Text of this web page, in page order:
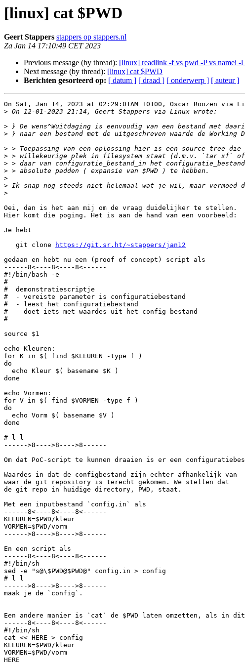
[linux] cat $PWD
Geert Stappers stappers op stappers.nl
Za Jan 14 17:10:49 CET 2023
Previous message (by thread): [linux] readlink -f vs pwd -P vs namei -
Next message (by thread): [linux] cat $PWD
Berichten gesorteerd op: [ datum ] [ draad ] [ onderwerp ] [ auteur ]
On Sat, Jan 14, 2023 at 02:29:01AM +0100, Oscar Roozen via
>
>
>
>
>
>
>
>
>
>
Oei, dan is het aan mij om de vraag duidelijker te stellen.
Hier komt die poging. Het is aan de hand van een voorbeeld:
Je hebt
   git clone
https://git.sr.ht/~stappers/jan12
gedaan en hebt nu een (proof of concept) script als
------8<----8<----8<------
#!/bin/bash -e
#
#  demonstratiescriptje
#  - vereiste parameter is configuratiebestand
#  - leest het configuratiebestand
#  - doet iets met waardes uit het config bestand
#
source $1
echo Kleuren:
for K in $( find $KLEUREN -type f )
do
done
echo Vormen:
for V in $( find $VORMEN -type f )
do
done
# l l
------>8---->8---->8------
Om dat PoC-script te kunnen draaien is er een
Waardes in dat de configbestand zijn echter afhankelijk van
waar de git repository is terecht gekomen. We stellen dat
de git repo in huidige directory, PWD, staat.
Met een inputbestand `config.in` als
------8<----8<----8<------
KLEUREN=$PWD/kleur
VORMEN=$PWD/vorm
------>8---->8---->8------
En een script als
------8<----8<----8<------
#!/bin/sh
sed -e "s@\$PWD@$PWD@" config.in > config
# l l
------>8---->8---->8------
maak je de `config`.
Een andere manier is `cat` de $PWD laten omzetten, als in
------8<----8<----8<------
#!/bin/sh
cat << HERE > config
KLEUREN=$PWD/kleur
VORMEN=$PWD/vorm
HERE